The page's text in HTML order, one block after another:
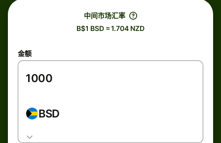
中间市场汇率
B$1 BSD = 1.704 NZD
金额
BSD